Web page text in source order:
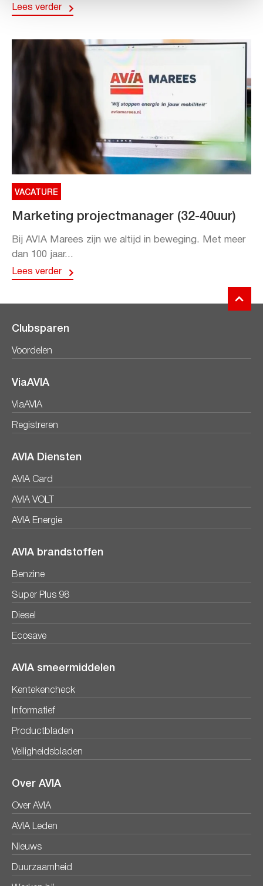
Lees verder
VACATURE
Marketing projectmanager (32-40uur)
Bij AVIA Marees zijn we altijd in beweging. Met meer
dan 100 jaar...
Lees verder
Clubsparen
Voordelen
ViaAVIA
ViaAVIA
Registreren
AVIA Diensten
AVIA Card
AVIA VOLT
AVIA Energie
AVIA brandstoffen
Benzine
Super Plus 98
Diesel
Ecosave
AVIA smeermiddelen
Kentekencheck
Informatief
Productbladen
Veiligheidsbladen
Over AVIA
Over AVIA
AVIA Leden
Nieuws
Duurzaamheid